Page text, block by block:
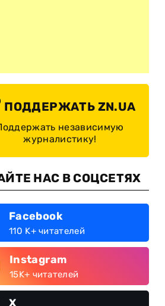
ПОДДЕРЖАТЬ ZN.UA
независимую
журналистику!
НАС В СОЦСЕТЯХ
Facebook
110 K+ читателей
Instagram
15K+ читателей
X